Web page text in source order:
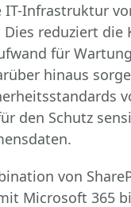
IT-Infrastruktur
reduziert die
für
hinaus
den Schutz